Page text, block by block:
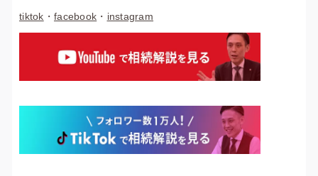
tiktok ・ facebook ・ instagram